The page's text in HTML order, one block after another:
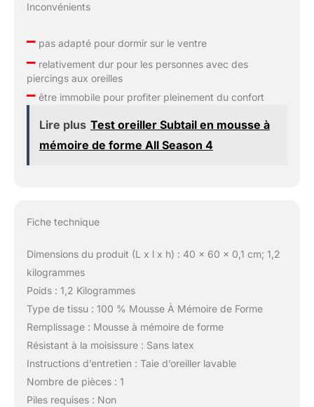
Inconvénients
–pas adapté pour dormir sur le ventre
–relativement dur pour les personnes avec des
piercings aux oreilles
–être immobile pour profiter pleinement du confort
Lire plus Test oreiller Subtail en mousse à
mémoire de forme All Season 4
Fiche technique
Dimensions du produit (L x l x h) : 40 x 60 x 0,1 cm; 1,2
kilogrammes
Poids : 1,2 Kilogrammes
Type de tissu : 100 % Mousse À Mémoire de Forme
Remplissage : Mousse à mémoire de forme
Résistant à la moisissure : Sans latex
Instructions d’entretien : Taie d’oreiller lavable
Nombre de pièces : 1
Piles requises : Non